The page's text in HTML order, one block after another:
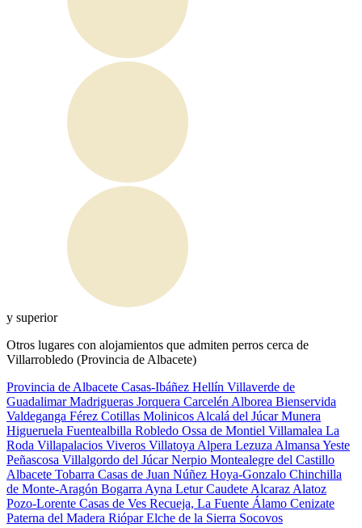
y superior
Otros lugares con alojamientos que admiten perros cerca de
Villarrobledo (Provincia de Albacete)
Provincia de Albacete Casas-Ibáñez Hellín Villaverde de
GuadalimarMadrigueras Jorquera Carcelén Alborea Bienservida
Valdeganga Férez Cotillas Molinicos Alcalá del JúcarMunera
Higueruela Fuentealbilla Robledo Ossa de Montiel Villamalea La
Roda Villapalacios Viveros Villatoya Alpera Lezuza Almansa Yeste
Peñascosa Villalgordo del JúcarNerpio Montealegre del Castillo
Albacete Tobarra Casas de Juan Núñez Hoya-Gonzalo Chinchilla
de Monte-Aragón Bogarra Ayna LeturCaudete Alcaraz Alatoz
Pozo-Lorente Casas de Ves Recueja, La Fuente Álamo Cenizate
Paterna del Madera RióparElche de la Sierra Socovos